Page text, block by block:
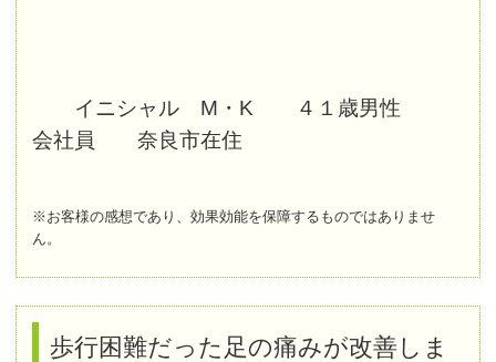
イニシャル M・K ４１歳男性
会社員 奈良市在住
※お客様の感想であり、効果効能を保障するものではありませ
ん。
歩行困難だった足の痛みが改善しま